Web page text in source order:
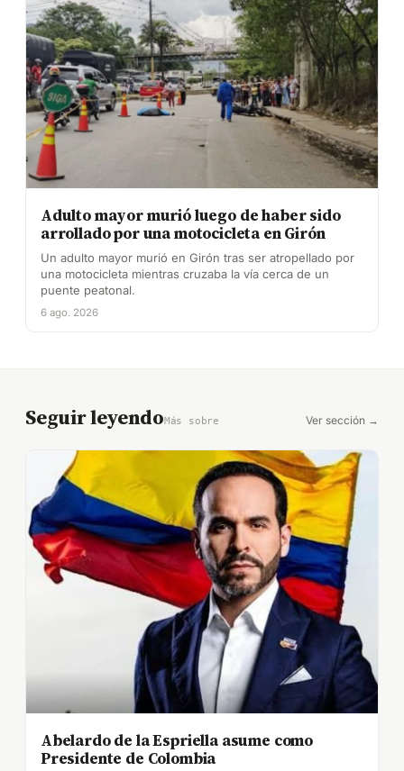
Adulto mayor murió luego de haber sido
arrollado por una motocicleta en Girón
Un adulto mayor murió en Girón tras ser atropellado por
una motocicleta mientras cruzaba la vía cerca de un
puente peatonal.
6 ago. 2026
Seguir leyendoMás sobre Ver sección →
Abelardo de la Espriella asume como
Presidente de Colombia